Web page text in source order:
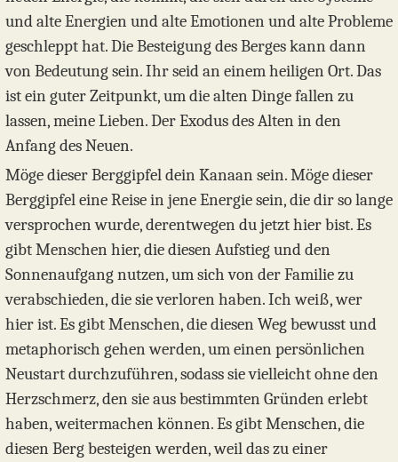
und alte Energien und alte Emotionen und alte Probleme
geschleppt hat. Die Besteigung des Berges kann dann
von Bedeutung sein. Ihr seid an einem heiligen Ort. Das
ist ein guter Zeitpunkt, um die alten Dinge fallen zu
lassen, meine Lieben. Der Exodus des Alten in den
Anfang des Neuen.
Möge dieser Berggipfel dein Kanaan sein. Möge dieser
Berggipfel eine Reise in jene Energie sein, die dir so lange
versprochen wurde, derentwegen du jetzt hier bist. Es
gibt Menschen hier, die diesen Aufstieg und den
Sonnenaufgang nutzen, um sich von der Familie zu
verabschieden, die sie verloren haben. Ich weiß, wer
hier ist. Es gibt Menschen, die diesen Weg bewusst und
metaphorisch gehen werden, um einen persönlichen
Neustart durchzuführen, sodass sie vielleicht ohne den
Herzschmerz, den sie aus bestimmten Gründen erlebt
haben, weitermachen können. Es gibt Menschen, die
diesen Berg besteigen werden, weil das zu einer